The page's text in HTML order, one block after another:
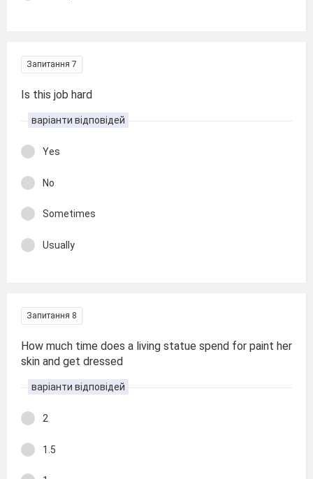
Запитання 7
Is this job hard
варіанти відповідей
Yes
No
Sometimes
Usually
Запитання 8
How much time does a living statue spend for paint her
skin and get dressed
варіанти відповідей
2
1.5